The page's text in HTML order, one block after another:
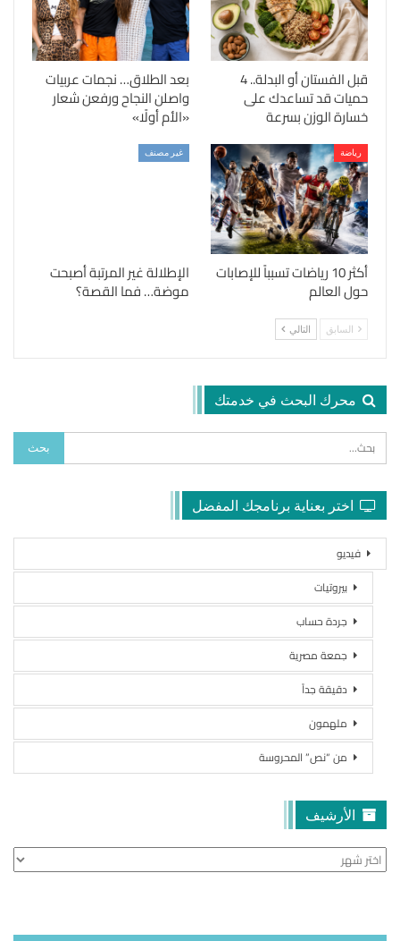
قبل الفستان أو البدلة.. 4
حميات قد تساعدك على
خسارة الوزن بسرعة
بعد الطلاق… نجمات عربيات
واصلن النجاح ورفعن شعار
«الأم أولًا»
رياضة
أكثر 10 رياضات تسبباً للإصابات
حول العالم
غير مصنف
الإطلالة غير المرتبة أصبحت
موضة… فما القصة؟
السابق التالي
محرك البحث في خدمتك
اختر بعناية برنامجك المفضل
فيديو
بيروتيات
جردة حساب
جمعة مصرية
دقيقة جداً
ملهمون
من “نص” المحروسة
الأرشيف
الأرشيف